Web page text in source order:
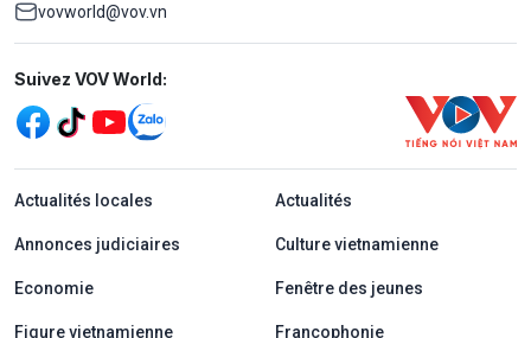
vovworld@vov.vn
Mạng xã hội
Suivez VOV World:
menu footer tiếng Pháp
Actualités locales Actualités
Annonces judiciaires Culture vietnamienne
Economie Fenêtre des jeunes
Figure vietnamienne Francophonie